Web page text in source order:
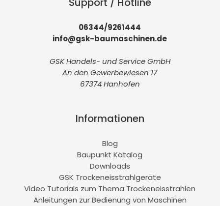
06344/9261444
info@gsk-baumaschinen.de
GSK Handels- und Service GmbH
An den Gewerbewiesen 17
67374 Hanhofen
Informationen
Blog
Baupunkt Katalog
Downloads
GSK Trockeneisstrahlgeräte
Video Tutorials zum Thema Trockeneisstrahlen
Anleitungen zur Bedienung von Maschinen